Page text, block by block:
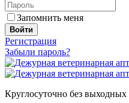
Запомнить меня
Войти
Регистрация
Забыли пароль?
Круглосуточно без выходных